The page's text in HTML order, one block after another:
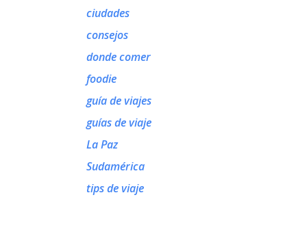
ciudades
consejos
donde comer
foodie
guía de viajes
guías de viaje
La Paz
Sudamérica
tips de viaje